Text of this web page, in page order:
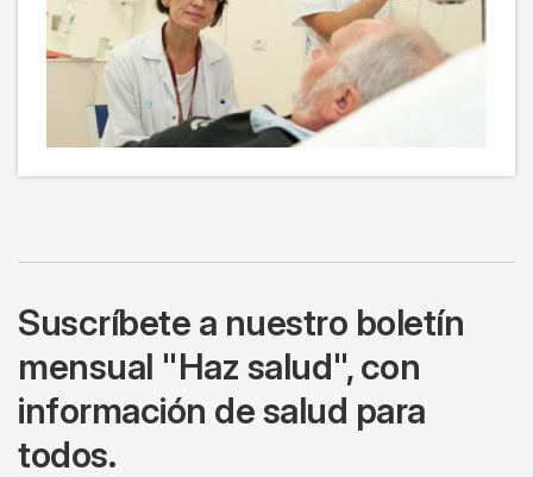
Suscríbete a nuestro boletín
mensual "Haz salud", con
información de salud para
todos.